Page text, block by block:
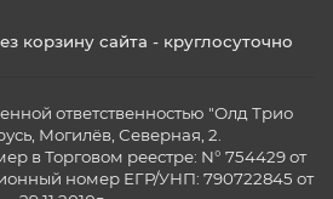
корзину сайта - круглосуточно
ответственностью "Олд Трио
Могилёв, Северная, 2.
в Торговом реестре: N° 754429 от
номер ЕГР/УНП: 790722845 от